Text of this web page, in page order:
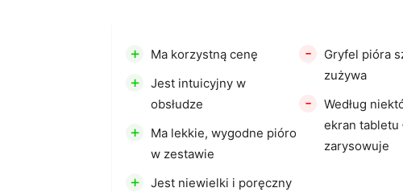
+ Ma korzystną cenę
+
Jest intuicyjny w
obsłudze
+
Ma lekkie, wygodne pióro
w zestawie
+ Jest niewielki i poręczny
-
Gryfel pióra
zużywa
-
Według
ekran tabletu
zarysowuje